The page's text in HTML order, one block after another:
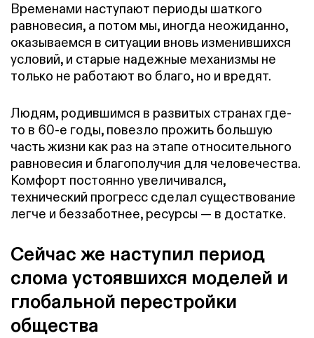
Временами наступают периоды шаткого
равновесия, а потом мы, иногда неожиданно,
оказываемся в ситуации вновь изменившихся
условий, и старые надежные механизмы не
только не работают во благо, но и вредят.
Людям, родившимся в развитых странах где-
то в 60-е годы, повезло прожить большую
часть жизни как раз на этапе относительного
равновесия и благополучия для человечества.
Комфорт постоянно увеличивался,
технический прогресс сделал существование
легче и беззаботнее, ресурсы — в достатке.
Сейчас же наступил период
слома устоявшихся моделей и
глобальной перестройки
общества